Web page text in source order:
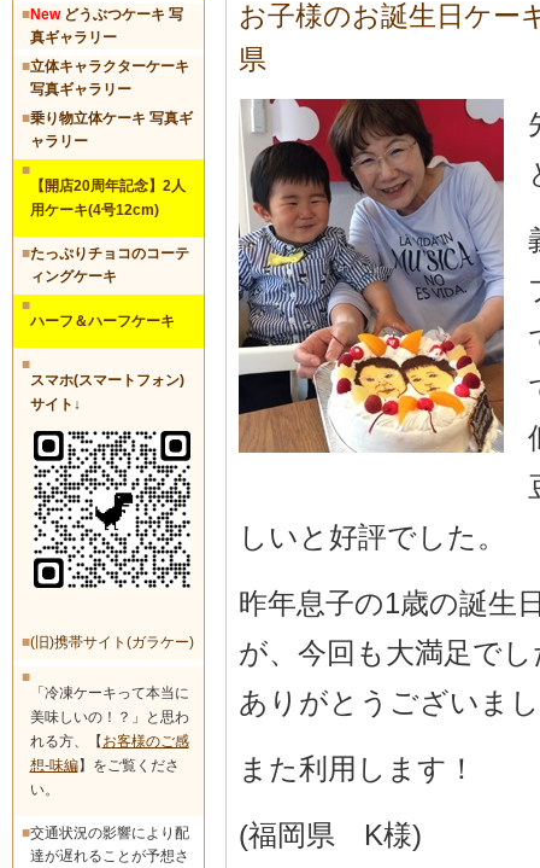
■Newどうぶつケーキ 写
真ギャラリー
■立体キャラクターケーキ
写真ギャラリー
■乗り物立体ケーキ 写真ギ
ャラリー
■
【開店20周年記念】2人
用ケーキ(4号12cm)
■たっぷりチョコのコーテ
ィングケーキ
■
ハーフ＆ハーフケーキ
■
スマホ(スマートフォン)
サイト↓
■(旧)携帯サイト(ガラケー)
■
「冷凍ケーキって本当に
美味しいの！？」と思わ
れる方、【 お客様のご感
想-味編】をご覧くださ
い。
■交通状況の影響により配
達が遅れることが予想さ
お子様のお誕生日ケー
県
しいと好評でした。
昨年息子の1歳の誕生
が、今回も大満足でし
ありがとうございま
また利用します！
(福岡県 K様)